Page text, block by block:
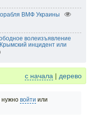
ВМФ Украины
волеизъявление
инцидент или
с начала | дерево
нужно войти или